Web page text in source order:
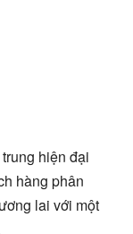
hiện đại
hàng phân
lai với một